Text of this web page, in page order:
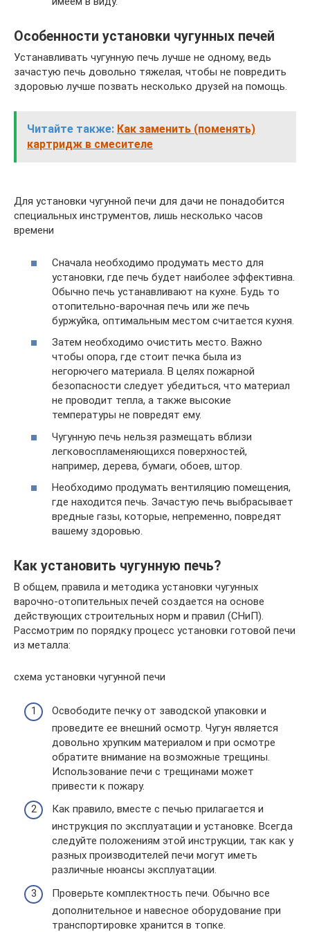
Особенности установки чугунных печей
Устанавливать чугунную печь лучше не одному, ведь
зачастую печь довольно тяжелая, чтобы не повредить
здоровью лучше позвать несколько друзей на помощь.
Читайте также: Как заменить (поменять)
картридж в смесителе
Для установки чугунной печи для дачи не понадобится
специальных инструментов, лишь несколько часов
времени
Сначала необходимо продумать место для
установки, где печь будет наиболее эффективна.
Обычно печь устанавливают на кухне. Будь то
отопительно-варочная печь или же печь
буржуйка, оптимальным местом считается кухня.
Затем необходимо очистить место. Важно
чтобы опора, где стоит печка была из
негорючего материала. В целях пожарной
безопасности следует убедиться, что материал
не проводит тепла, а также высокие
температуры не повредят ему.
Чугунную печь нельзя размещать вблизи
легковоспламеняющихся поверхностей,
например, дерева, бумаги, обоев, штор.
Необходимо продумать вентиляцию помещения,
где находится печь. Зачастую печь выбрасывает
вредные газы, которые, непременно, повредят
вашему здоровью.
Как установить чугунную печь?
В общем, правила и методика установки чугунных
варочно-отопительных печей создается на основе
действующих строительных норм и правил (СНиП).
Рассмотрим по порядку процесс установки готовой печи
из металла:
схема установки чугунной печи
Освободите печку от заводской упаковки и
проведите ее внешний осмотр. Чугун является
довольно хрупким материалом и при осмотре
обратите внимание на возможные трещины.
Использование печи с трещинами может
привести к пожару.
Как правило, вместе с печью прилагается и
инструкция по эксплуатации и установке. Всегда
следуйте положениям этой инструкции, так как у
разных производителей печи могут иметь
различные нюансы эксплуатации.
Проверьте комплектность печи. Обычно все
дополнительное и навесное оборудование при
транспортировке хранится в топке.